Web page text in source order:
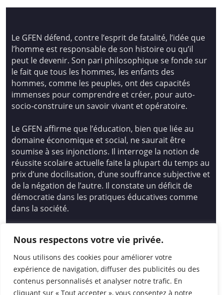
Nous respectons votre vie privée.
Nous utilisons des cookies pour améliorer votre
expérience de navigation, diffuser des publicités ou des
contenus personnalisés et analyser notre trafic. En
cliquant sur « Tout accepter », vous consentez à notre
Le GFEN défend, contre l’esprit de fatalité, l’idée que
l’homme est responsable de son histoire ou qu’il
peut le devenir. Son pari philosophique se fonde sur
le fait que tous les hommes, les enfants des
hommes, comme les peuples, ont des capacités
immenses pour comprendre et créer, pour auto-
socio-construire un savoir vivant et opératoire.
Le GFEN affirme que l’éducation, bien que liée au
domaine économique et social, ne saurait être
soumise à ses injonctions. Il interroge la notion de
réussite scolaire actuelle faite la plupart du temps au
prix d’une docilisation, d’une souffrance subjective et
de la négation de l’autre. Il constate un déficit de
démocratie dans les pratiques éducatives comme
dans la société.
Nouvelle
14 avenue Spinoza 94200 Ivry Sur Seine
01 46 72 53 17 – gfen@gfen.asso.fr